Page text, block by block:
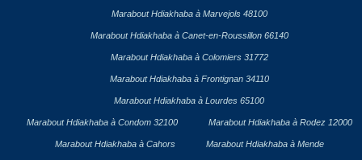
Marabout Hdiakhaba à Marvejols 48100
Marabout Hdiakhaba à Canet-en-Roussillon 66140
Marabout Hdiakhaba à Colomiers 31772
Marabout Hdiakhaba à Frontignan 34110
Marabout Hdiakhaba à Lourdes 65100
Marabout Hdiakhaba à Condom 32100 Marabout Hdiakhaba à Rodez 12000
Marabout Hdiakhaba à Cahors Marabout Hdiakhaba à Mende